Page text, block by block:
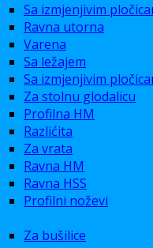
Sa izmjenjivim
Ravna utorna
Varena
Sa ležajem
Sa izmjenjivim
Za stolnu glodalicu
Profilna HM
Razlićita
Za vrata
Ravna HM
Ravna HSS
Profilni noževi
Za bušilice